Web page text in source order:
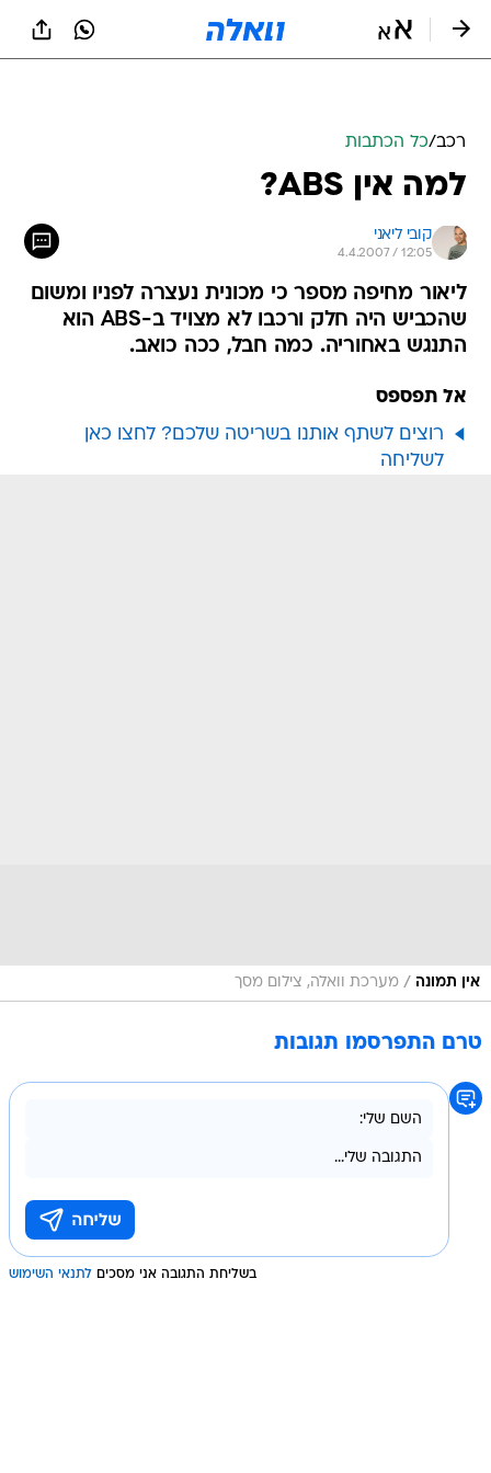
רכב/כל הכתבות
למה אין ABS?
קובי ליאני
4.4.2007 / 12:05
ליאור מחיפה מספר כי מכונית נעצרה לפניו ומשום
שהכביש היה חלק ורכבו לא מצויד ב-ABS הוא
התנגש באחוריה. כמה חבל, ככה כואב.
אל תפספס
רוצים לשתף אותנו בשריטה שלכם? לחצו כאן
לשליחה
אין תמונה / מערכת וואלה, צילום מסך
טרם התפרסמו תגובות
בשליחת התגובה אני מסכים לתנאי השימוש